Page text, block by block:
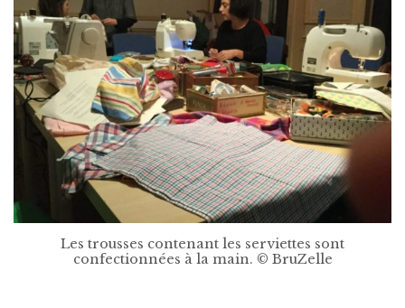
Les trousses contenant les serviettes sont
confectionnées à la main. © BruZelle